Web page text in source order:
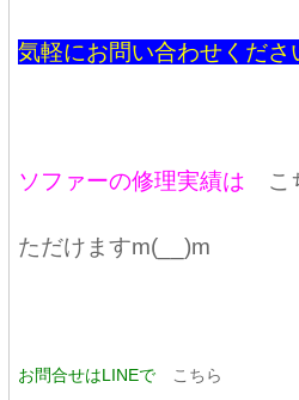
気軽にお問い合わせくださ
ソファーの修理実績は こ
ただけますm(__)m
お問合せはLINEで こちら